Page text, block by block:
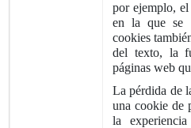
por ejemplo,
en la que se
cookies
del texto, la
páginas web
La pérdida de
una cookie de
la